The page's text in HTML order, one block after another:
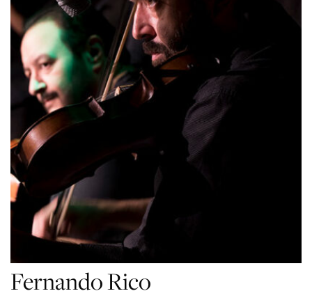
Fernando Rico